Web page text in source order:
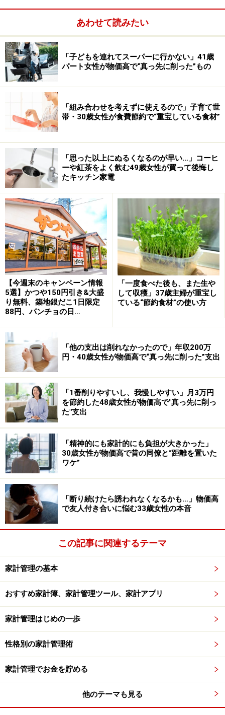
年齢が上がるほど、専業主婦でも自由に使えるお金は増
えていますが、30代以下のおよそ9割が1万円以下、40代
以下のおよそ、7割が2万円以下のおこづかいです。
おこづかいのメリット
働いている人なら、生活費を出した残りは自由に使える
お金です。でも、自由に使えるお金＝自分のおこづかい
にしてしまうと、いつの間にか何かに消えてしまいま
す。
専業主婦は、家計簿に夫や子どもの「おこづかい」とい
う費目はあっても、自分のおこづかいはなしという人は
少なくありません。では、お友達とお茶を飲んだり、趣
味の雑貨を買うお金はどこから出ているのでしょうか？
たいてい、生活費のどこかの費目にまぎれ込んでいま
す。「ママ費」という費目を作ってもらうと、結構使っ
ていたことに気づきます。
ランチ代、趣味のお金、美容費、娯楽費など、自分のた
めのお金を生活費から分けることで、お金の使い道を見
直すことができるので、おこづかいという費目はとても
有効なのです。
次のページでは、おこづかいを上手に決めてお金を貯め
る方法をご紹介します
※記事内容は執筆時点のものです。最新の内容をご確認くださ
い。
本記事の内容は一般的な情報提供を目的としており、特定の金融
商品や投資行動を推奨するものではありません。
投資や資産運用に関する最終的なご判断はご自身の責任において
行ってください。
掲載情報の正確性・完全性については十分に配慮しております
が、その内容を保証するものではなく、これに基づく損失・損害
などについて当社は一切の責任を負いません。
最新の情報や詳細については、必ず各金融機関やサービス提供者
の公式情報をご確認ください。
1/2 次のページへ
あわせて読みたい
「子どもを連れてスーパーに行かない」41歳
パート女性が物価高で“真っ先に削った”もの
「組み合わせを考えずに使えるので」子育て世
帯・30歳女性が食費節約で“重宝している食材”
「思った以上にぬるくなるのが早い…」コーヒ
ーや紅茶をよく飲む49歳女性が買って後悔し
たキッチン家電
【今週末のキャンペーン情報
5選】かつや150円引き&大盛
り無料、築地銀だこ1日限定
88円、パンチョの日…
「一度食べた後も、また生や
して収穫」37歳主婦が重宝し
ている“節約食材”の使い方
「他の支出は削れなかったので」年収200万
円・40歳女性が物価高で“真っ先に削った”支出
「1番削りやすいし、我慢しやすい」月3万円
を節約した48歳女性が物価高で"真っ先に削っ
た"支出
「精神的にも家計的にも負担が大きかった」
30歳女性が物価高で昔の同僚と“距離を置いた
ワケ”
「断り続けたら誘われなくなるかも…」物価高
で友人付き合いに悩む33歳女性の本音
この記事に関連するテーマ
家計管理の基本
おすすめ家計簿、家計管理ツール、家計アプリ
家計管理はじめの一歩
性格別の家計管理術
家計管理でお金を貯める
他のテーマも見る